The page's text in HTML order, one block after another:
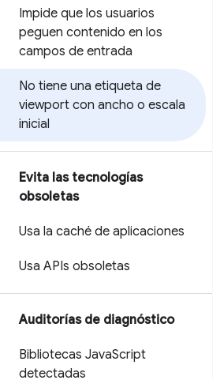
Impide que los usuarios
peguen contenido en los
campos de entrada
No tiene una etiqueta de
viewport con ancho o escala
inicial
Evita las tecnologías
obsoletas
Usa la caché de aplicaciones
Usa APIs obsoletas
Auditorías de diagnóstico
Bibliotecas JavaScript
detectadas